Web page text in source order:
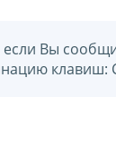
Вы
клавиш: